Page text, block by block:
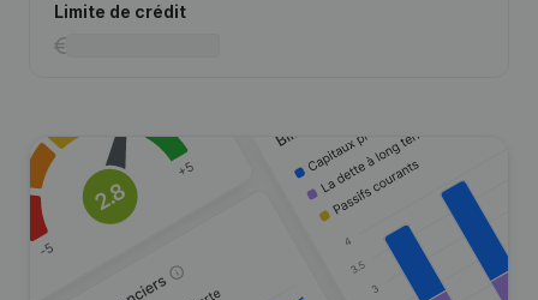
Limite de crédit